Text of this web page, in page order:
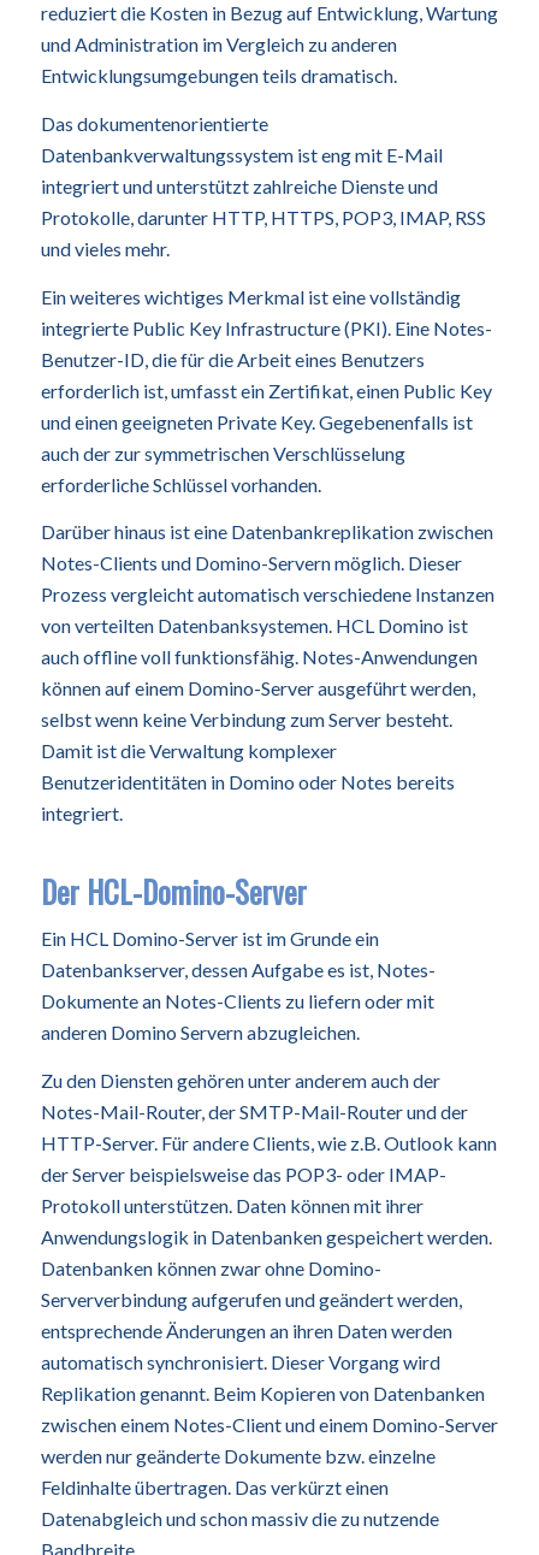
reduziert die Kosten in Bezug auf Entwicklung, Wartung
und Administration im Vergleich zu anderen
Entwicklungsumgebungen teils dramatisch.
Das dokumentenorientierte
Datenbankverwaltungssystem ist eng mit E-Mail
integriert und unterstützt zahlreiche Dienste und
Protokolle, darunter HTTP, HTTPS, POP3, IMAP, RSS
und vieles mehr.
Ein weiteres wichtiges Merkmal ist eine vollständig
integrierte Public Key Infrastructure (PKI). Eine Notes-
Benutzer-ID, die für die Arbeit eines Benutzers
erforderlich ist, umfasst ein Zertifikat, einen Public Key
und einen geeigneten Private Key. Gegebenenfalls ist
auch der zur symmetrischen Verschlüsselung
erforderliche Schlüssel vorhanden.
Darüber hinaus ist eine Datenbankreplikation zwischen
Notes-Clients und Domino-Servern möglich. Dieser
Prozess vergleicht automatisch verschiedene Instanzen
von verteilten Datenbanksystemen. HCL Domino ist
auch offline voll funktionsfähig. Notes-Anwendungen
können auf einem Domino-Server ausgeführt werden,
selbst wenn keine Verbindung zum Server besteht.
Damit ist die Verwaltung komplexer
Benutzeridentitäten in Domino oder Notes bereits
integriert.
Der HCL-Domino-Server
Ein HCL Domino-Server ist im Grunde ein
Datenbankserver, dessen Aufgabe es ist, Notes-
Dokumente an Notes-Clients zu liefern oder mit
anderen Domino Servern abzugleichen.
Zu den Diensten gehören unter anderem auch der
Notes-Mail-Router, der SMTP-Mail-Router und der
HTTP-Server. Für andere Clients, wie z.B. Outlook kann
der Server beispielsweise das POP3- oder IMAP-
Protokoll unterstützen. Daten können mit ihrer
Anwendungslogik in Datenbanken gespeichert werden.
Datenbanken können zwar ohne Domino-
Serververbindung aufgerufen und geändert werden,
entsprechende Änderungen an ihren Daten werden
automatisch synchronisiert. Dieser Vorgang wird
Replikation genannt. Beim Kopieren von Datenbanken
zwischen einem Notes-Client und einem Domino-Server
werden nur geänderte Dokumente bzw. einzelne
Feldinhalte übertragen. Das verkürzt einen
Datenabgleich und schon massiv die zu nutzende
Bandbreite.